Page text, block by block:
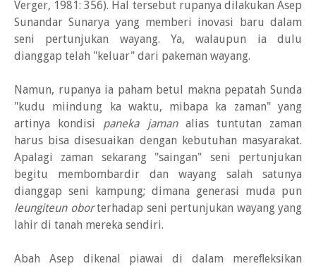
Verger, 1981: 356). Hal tersebut rupanya dilakukan Asep
Sunandar Sunarya yang memberi inovasi baru dalam
seni pertunjukan wayang. Ya, walaupun ia dulu
dianggap telah "keluar" dari pakeman wayang.
Namun, rupanya ia paham betul makna pepatah Sunda
"kudu miindung ka waktu, mibapa ka zaman" yang
artinya kondisi paneka jamanalias tuntutan zaman
harus bisa disesuaikan dengan kebutuhan masyarakat.
Apalagi zaman sekarang "saingan" seni pertunjukan
begitu membombardir dan wayang salah satunya
dianggap seni kampung; dimana generasi muda pun
leungiteun oborterhadap seni pertunjukan wayang yang
lahir di tanah mereka sendiri.
Abah Asep dikenal piawai di dalam mereﬂeksikan